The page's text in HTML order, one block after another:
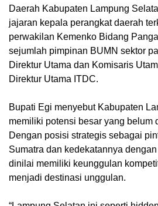
Daerah Kabupaten Lampung
jajaran kepala perangkat daerah
perwakilan Kemenko Bidang
sejumlah pimpinan BUMN sektor
Direktur Utama dan Komisaris
Direktur Utama ITDC.
Bupati Egi menyebut Kabupaten
memiliki potensi besar yang belum
Dengan posisi strategis sebagai
Sumatra dan kedekatannya
dinilai memiliki keunggulan
menjadi destinasi unggulan.